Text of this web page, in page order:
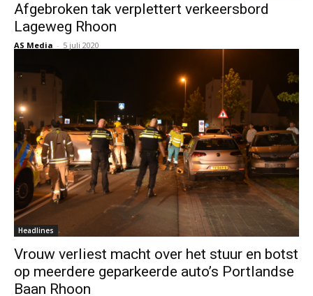
Afgebroken tak verplettert verkeersbord
Lageweg Rhoon
AS Media - 5 juli 2020
Headlines
Vrouw verliest macht over het stuur en botst
op meerdere geparkeerde auto’s Portlandse
Baan Rhoon